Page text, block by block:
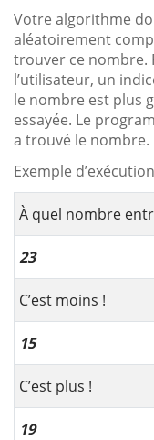
Votre algorithme
aléatoirement
trouver ce nombre.
l’utilisateur, un
le nombre est plus
essayée. Le
a trouvé le nombre.
Exemple
À quel nombre
23
C’est moins !
15
C’est plus !
19